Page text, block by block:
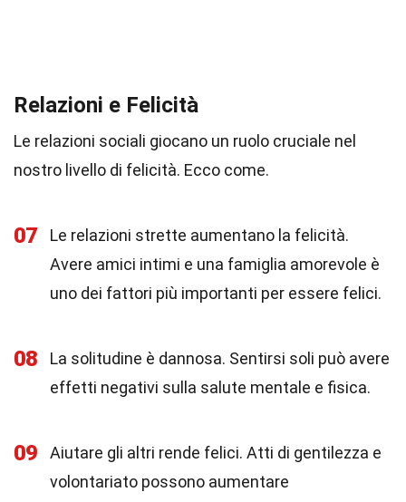
Relazioni e Felicità
Le relazioni sociali giocano un ruolo cruciale nel
nostro livello di felicità. Ecco come.
07
Le relazioni strette aumentano la felicità.
Avere amici intimi e una famiglia amorevole è
uno dei fattori più importanti per essere felici.
08
La solitudine è dannosa. Sentirsi soli può avere
effetti negativi sulla salute mentale e fisica.
09
Aiutare gli altri rende felici. Atti di gentilezza e
volontariato possono aumentare